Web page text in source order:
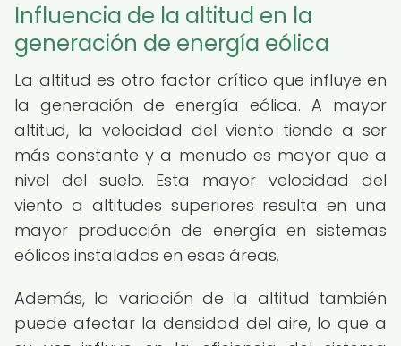
Influencia de la altitud en la
generación de energía eólica
La altitud es otro factor crítico que influye en
la generación de energía eólica. A mayor
altitud, la velocidad del viento tiende a ser
más constante y a menudo es mayor que a
nivel del suelo. Esta mayor velocidad del
viento a altitudes superiores resulta en una
mayor producción de energía en sistemas
eólicos instalados en esas áreas.
Además, la variación de la altitud también
puede afectar la densidad del aire, lo que a